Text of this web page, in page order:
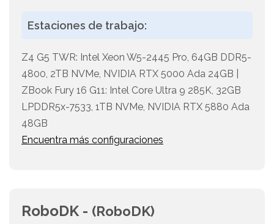
Estaciones de trabajo:
Z4 G5 TWR: Intel Xeon W5-2445 Pro, 64GB DDR5-
4800, 2TB NVMe, NVIDIA RTX 5000 Ada 24GB |
ZBook Fury 16 G11: Intel Core Ultra 9 285K, 32GB
LPDDR5x-7533, 1TB NVMe, NVIDIA RTX 5880 Ada
48GB
Encuentra más configuraciones
RoboDK - (RoboDK)